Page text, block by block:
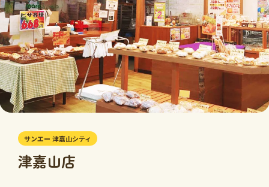
サンエー 津嘉山シティ
津嘉山店